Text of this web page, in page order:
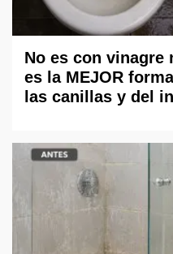
No es con vinagre
es la MEJOR
las canillas y del